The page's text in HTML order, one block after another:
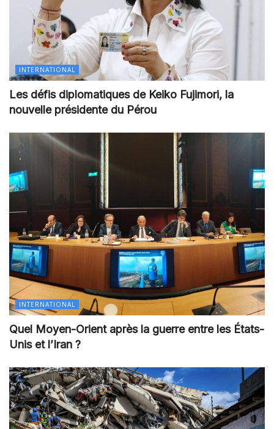
INTERNATIONAL
Les défis diplomatiques de Keiko Fujimori, la
nouvelle présidente du Pérou
INTERNATIONAL
Quel Moyen-Orient après la guerre entre les États-
Unis et l’Iran ?